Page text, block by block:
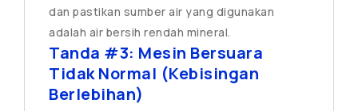
dan pastikan sumber air yang digunakan
adalah air bersih rendah mineral.
Tanda #3: Mesin Bersuara
Tidak Normal (Kebisingan
Berlebihan)